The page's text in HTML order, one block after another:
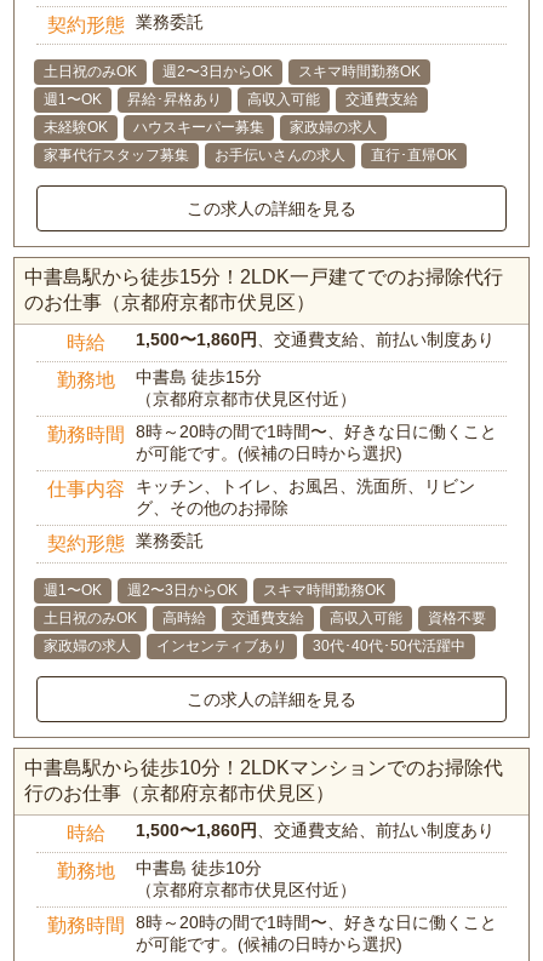
契約形態 業務委託
土日祝のみOK 週2〜3日からOK
スキマ時間勤務OK
週1〜OK
昇給･昇格あり 高収入可能
交通費支給
未経験OK
ハウスキーパー募集
家政婦の求人
家事代行スタッフ募集
お手伝いさんの求人 直行･直帰OK
この求人の詳細を見る
中書島駅から徒歩15分！2LDK一戸建てでのお掃除代行
のお仕事（京都府京都市伏見区）
時給 1,500〜1,860円 、交通費支給、前払い制度あり
勤務地
中書島 徒歩15分
（京都府京都市伏見区付近）
勤務時間
8時～20時の間で1時間〜、好きな日に働くこと
が可能です。(候補の日時から選択)
仕事内容
キッチン、トイレ、お風呂、洗面所、リビン
グ、その他のお掃除
契約形態 業務委託
週1〜OK 週2〜3日からOK
スキマ時間勤務OK
土日祝のみOK
高時給 交通費支給 高収入可能
資格不要
家政婦の求人
インセンティブあり 30代･40代･50代活躍中
この求人の詳細を見る
中書島駅から徒歩10分！2LDKマンションでのお掃除代
行のお仕事（京都府京都市伏見区）
時給 1,500〜1,860円 、交通費支給、前払い制度あり
勤務地
中書島 徒歩10分
（京都府京都市伏見区付近）
勤務時間
8時～20時の間で1時間〜、好きな日に働くこと
が可能です。(候補の日時から選択)